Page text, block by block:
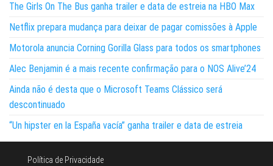
The Girls On The Bus ganha trailer e data de estreia na HBO Max
Netflix prepara mudança para deixar de pagar comissões à Apple
Motorola anuncia Corning Gorilla Glass para todos os smartphones
Alec Benjamin é a mais recente confirmação para o NOS Alive’24
Ainda não é desta que o Microsoft Teams Clássico será
descontinuado
“Un hipster en la España vacía” ganha trailer e data de estreia
Política de Privacidade